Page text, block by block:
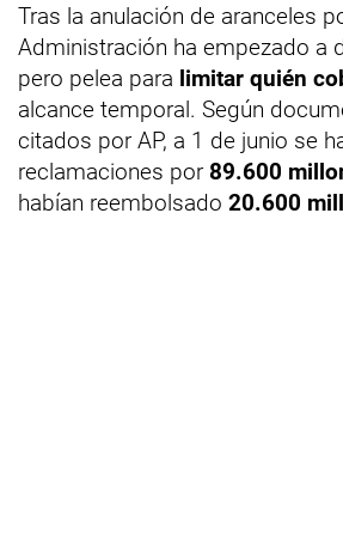
Tras la anulación de aranceles
Administración ha empezado a
pero pelea para limitar quién
alcance temporal. Según
citados por AP, a 1 de junio se
reclamaciones por 89.600
habían reembolsado 20.600